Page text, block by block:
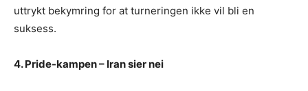
uttrykt bekymring for at turneringen ikke vil bli en
suksess.
4. Pride-kampen – Iran sier nei